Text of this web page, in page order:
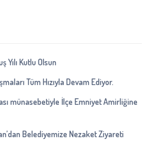
Yılı Kutlu Olsun
Tüm Hızıyla Devam Ediyor.
münasebetiyle İlçe Emniyet Amirliğine
Belediyemize Nezaket Ziyareti